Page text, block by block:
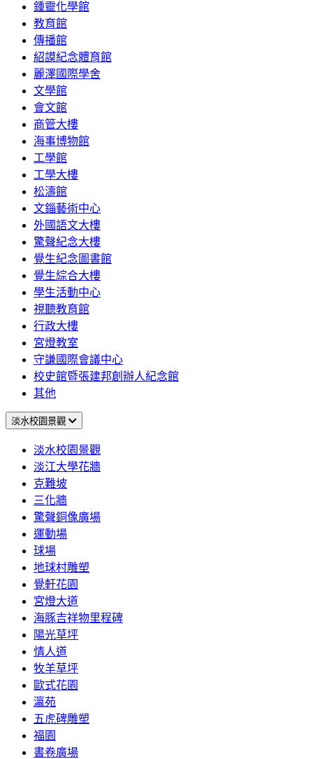
鍾靈化學館
教育館
傳播館
紹謨紀念體育館
麗澤國際學舍
文學館
會文館
商管大樓
海事博物館
工學館
工學大樓
松濤館
文錙藝術中心
外國語文大樓
驚聲紀念大樓
覺生紀念圖書館
覺生綜合大樓
學生活動中心
視聽教育館
行政大樓
宮燈教室
守謙國際會議中心
校史館暨張建邦創辦人紀念館
其他
淡水校園景觀
淡水校園景觀
淡江大學花牆
克難坡
三化牆
驚聲銅像廣場
運動場
球場
地球村雕塑
覺軒花園
宮燈大道
海豚吉祥物里程碑
陽光草坪
情人道
牧羊草坪
歐式花園
瀛苑
五虎碑雕塑
福園
書卷廣場